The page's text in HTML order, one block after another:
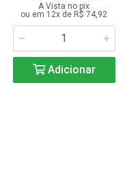
A Vista no pix
ou em 12x de R$ 74,92
Adicionar